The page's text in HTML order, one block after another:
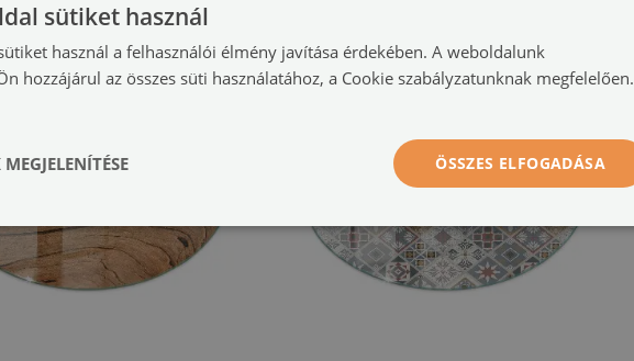
sütiket használ
használ a felhasználói élmény javítása érdekében. A weboldalunk
hozzájárul az összes süti használatához, a Cookie szabályzatunknak megfelelően.
ÖSSZES ELFOGADÁSA
MEGJELENÍTÉSE